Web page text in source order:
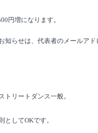
円増になります。
知らせは、代表者のメールア
トリートダンス一般。
としてOKです。